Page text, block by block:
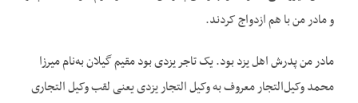
و مادر من با هم ازدواج کردند.
مادر من پدرش اهل یزد بود. یک تاجر یزدی بود مقیم گیلان به‌نام میرزا
محمد وکیل‌التجار معروف به وکیل التجار یزدی یعنی لقب وکیل التجاری